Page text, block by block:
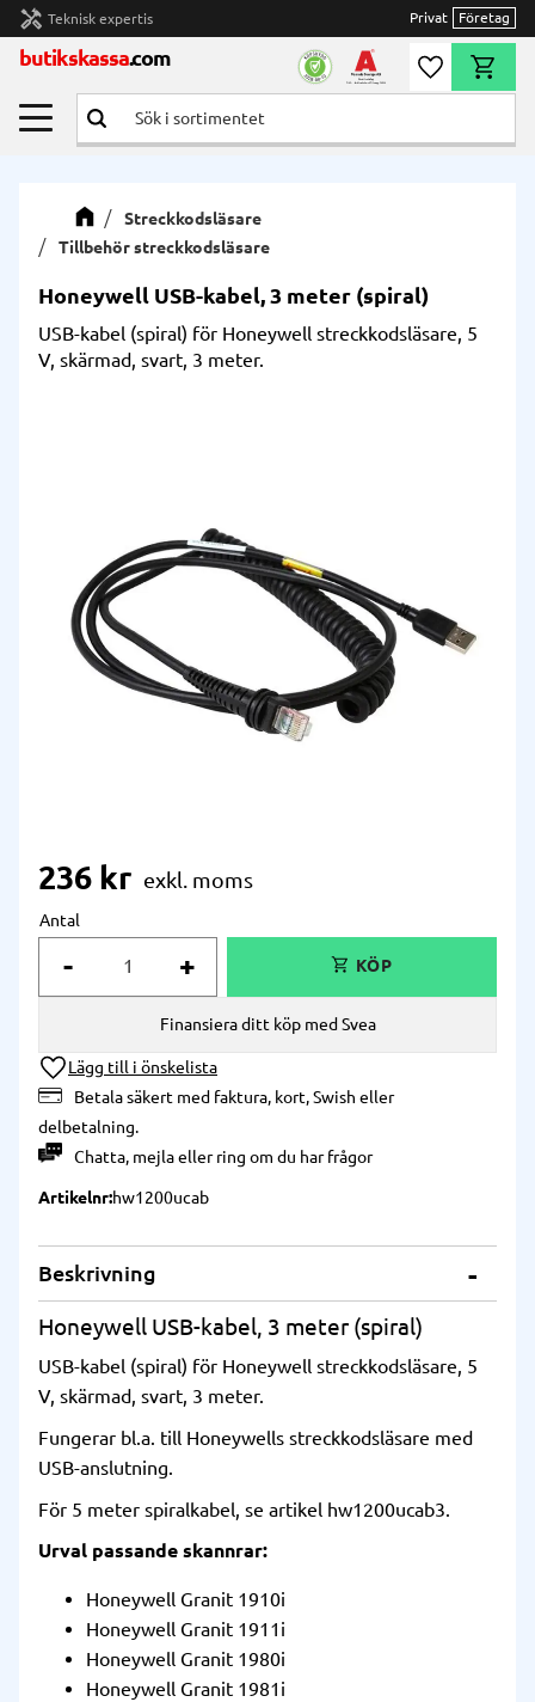
Meny
handyman Teknisk expertis Privat Företag
butikskassa.com Önskelista
Streckkodsläsare
Tillbehör streckkodsläsare
Honeywell USB-kabel, 3 meter (spiral)
USB-kabel (spiral) för Honeywell streckkodsläsare, 5
V, skärmad, svart, 3 meter.
236 kr
Antal
+
-
Lägg till i önskelista
Betala säkert med faktura, kort, Swish eller
delbetalning.
Chatta, mejlaellerring om du har frågor
Finansiera ditt köp med Svea
Artikelnr hw1200ucab
Beskrivning
Honeywell USB-kabel, 3 meter (spiral)
USB-kabel (spiral) för Honeywell streckkodsläsare, 5
V, skärmad, svart, 3 meter.
Fungerar bl.a. till Honeywells streckkodsläsare med
USB-anslutning.
För 5 meter spiralkabel, se artikel hw1200ucab3.
Urval passande skannrar:
Honeywell Granit 1910i
Honeywell Granit 1911i
Honeywell Granit 1980i
Honeywell Granit 1981i